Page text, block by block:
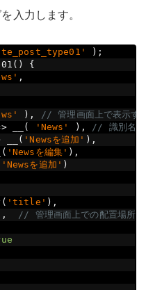
入力します。
);
()
{
,
),
// 管理画面上で表示す
__ ( 'News' ),
// 識別名
( 'Newsを追加' ),
( 'Newsを編集' ),
'Newsを追加' )
( 'title' ),
,
// 管理画面上での配置場所